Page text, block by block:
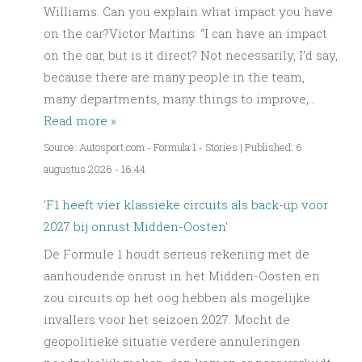
Williams. Can you explain what impact you have
on the car?Victor Martins: “I can have an impact
on the car, but is it direct? Not necessarily, I’d say,
because there are many people in the team,
many departments, many things to improve,…
Read more »
Source: Autosport.com - Formula 1 - Stories | Published: 6
augustus 2026 - 16:44
'F1 heeft vier klassieke circuits als back-up voor
2027 bij onrust Midden-Oosten'
De Formule 1 houdt serieus rekening met de
aanhoudende onrust in het Midden-Oosten en
zou circuits op het oog hebben als mogelijke
invallers voor het seizoen 2027. Mocht de
geopolitieke situatie verdere annuleringen